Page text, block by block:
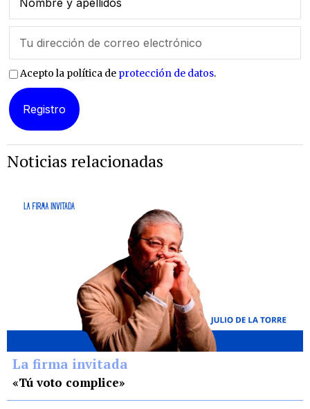
Acepto la política de protección de datos.
Noticias relacionadas
La firma invitada
«Tú voto complice»